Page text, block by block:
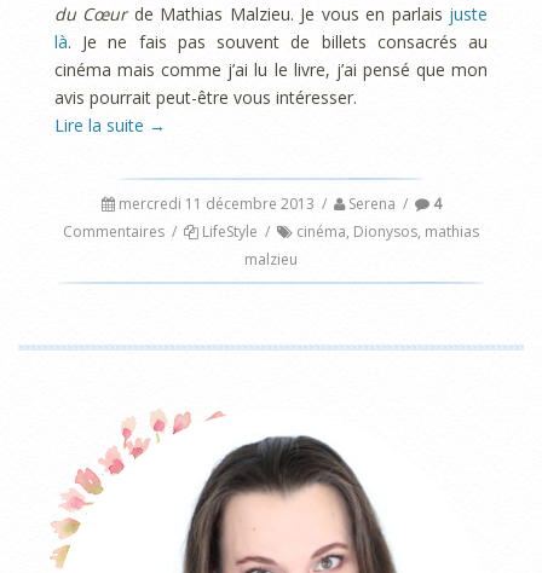
du Cœurde Mathias Malzieu. Je vous en parlais juste
là. Je ne fais pas souvent de billets consacrés au
cinéma mais comme j’ai lu le livre, j’ai pensé que mon
avis pourrait peut-être vous intéresser.
Lire la suite →
mercredi 11 décembre 2013 / Serena /
4
Commentaires / LifeStyle / cinéma, Dionysos, mathias
malzieu